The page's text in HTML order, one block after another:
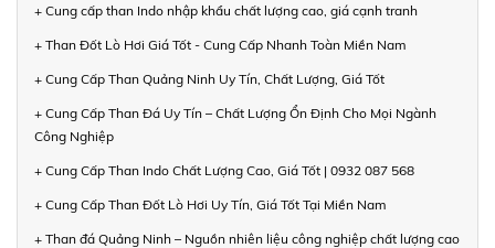
+ Cung cấp than Indo nhập khẩu chất lượng cao, giá cạnh tranh
+ Than Đốt Lò Hơi Giá Tốt - Cung Cấp Nhanh Toàn Miền Nam
+ Cung Cấp Than Quảng Ninh Uy Tín, Chất Lượng, Giá Tốt
+ Cung Cấp Than Đá Uy Tín – Chất Lượng Ổn Định Cho Mọi Ngành
Công Nghiệp
+ Cung Cấp Than Indo Chất Lượng Cao, Giá Tốt | 0932 087 568
+ Cung Cấp Than Đốt Lò Hơi Uy Tín, Giá Tốt Tại Miền Nam
+ Than đá Quảng Ninh – Nguồn nhiên liệu công nghiệp chất lượng cao